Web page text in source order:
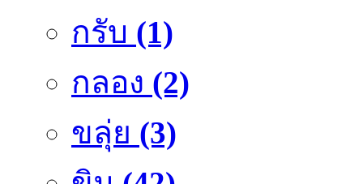
กรับ (1)
กลอง (2)
ขลุ่ย (3)